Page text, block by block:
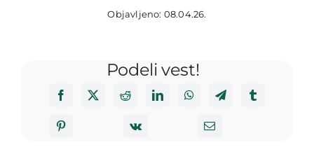
Objavljeno: 08.04.26.
Podeli vest!